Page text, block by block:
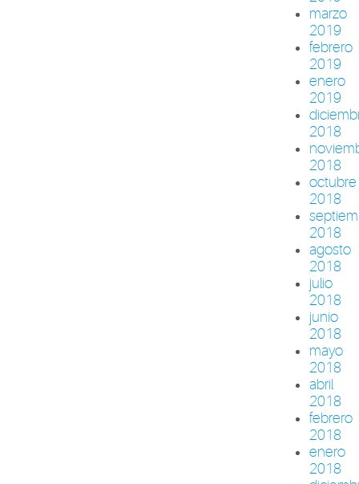
marzo
2019
febrero
2019
enero
2019
2018
2018
octubre
2018
2018
agosto
2018
julio
2018
junio
2018
mayo
2018
abril
2018
febrero
2018
enero
2018